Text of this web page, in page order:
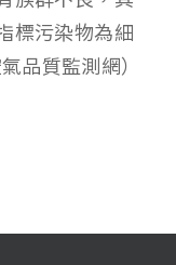
標污染物為細
品質監測網）